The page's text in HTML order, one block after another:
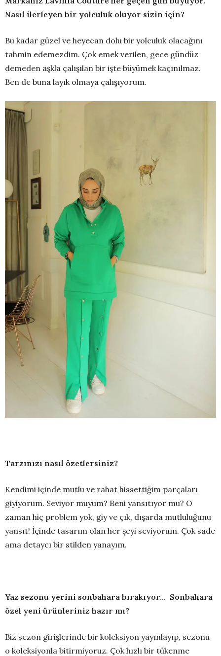
Nasıl ilerleyen bir yolculuk oluyor sizin için?
Bu kadar güzel ve heyecan dolu bir yolculuk olacağını
tahmin edemezdim. Çok emek verilen, gece gündüz
demeden aşkla çalışılan bir işte büyümek kaçınılmaz.
Ben de buna layık olmaya çalışıyorum.
Tarzınızı nasıl özetlersiniz?
Kendimi içinde mutlu ve rahat hissettiğim parçaları
giyiyorum. Seviyor muyum? Beni yansıtıyor mu? O
zaman hiç problem yok, giy ve çık, dışarda mutluluğunu
yansıt! İçinde tasarım olan her şeyi seviyorum. Çok sade
ama detaycı bir stilden yanayım.
Yaz sezonu yerini sonbahara bırakıyor… Sonbahara
özel yeni ürünleriniz hazır mı?
Biz sezon girişlerinde bir koleksiyon yayınlayıp, sezonu
o koleksiyonla bitirmiyoruz. Çok hızlı bir tükenme